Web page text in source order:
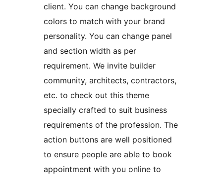
client. You can change background
colors to match with your brand
personality. You can change panel
and section width as per
requirement. We invite builder
community, architects, contractors,
etc. to check out this theme
specially crafted to suit business
requirements of the profession. The
action buttons are well positioned
to ensure people are able to book
appointment with you online to